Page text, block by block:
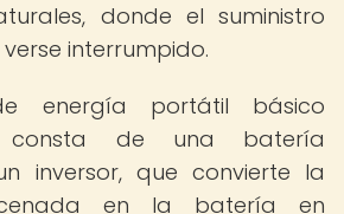
donde el suministro
interrumpido.
energía portátil básico
consta de una batería
inversor, que convierte la
en la batería en